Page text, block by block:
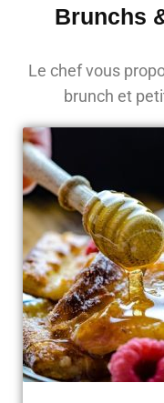
Brunchs
Le chef vous
brunch et